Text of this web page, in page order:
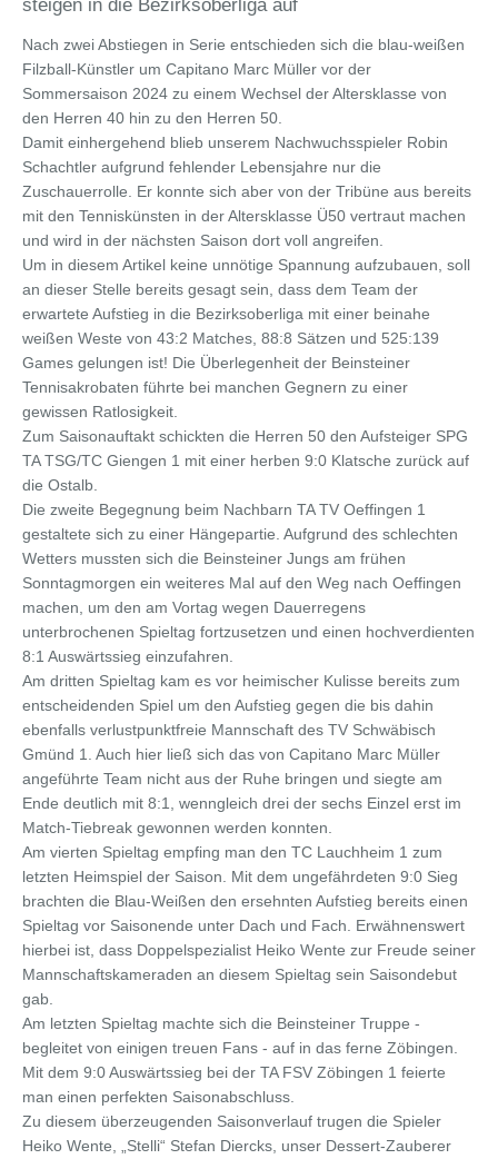
steigen in die Bezirksoberliga auf
Nach zwei Abstiegen in Serie entschieden sich die blau-weißen
Filzball-Künstler um Capitano Marc Müller vor der
Sommersaison 2024 zu einem Wechsel der Altersklasse von
den Herren 40 hin zu den Herren 50.
Damit einhergehend blieb unserem Nachwuchsspieler Robin
Schachtler aufgrund fehlender Lebensjahre nur die
Zuschauerrolle. Er konnte sich aber von der Tribüne aus bereits
mit den Tenniskünsten in der Altersklasse Ü50 vertraut machen
und wird in der nächsten Saison dort voll angreifen.
Um in diesem Artikel keine unnötige Spannung aufzubauen, soll
an dieser Stelle bereits gesagt sein, dass dem Team der
erwartete Aufstieg in die Bezirksoberliga mit einer beinahe
weißen Weste von 43:2 Matches, 88:8 Sätzen und 525:139
Games gelungen ist! Die Überlegenheit der Beinsteiner
Tennisakrobaten führte bei manchen Gegnern zu einer
gewissen Ratlosigkeit.
Zum Saisonauftakt schickten die Herren 50 den Aufsteiger SPG
TA TSG/TC Giengen 1 mit einer herben 9:0 Klatsche zurück auf
die Ostalb.
Die zweite Begegnung beim Nachbarn TA TV Oeffingen 1
gestaltete sich zu einer Hängepartie. Aufgrund des schlechten
Wetters mussten sich die Beinsteiner Jungs am frühen
Sonntagmorgen ein weiteres Mal auf den Weg nach Oeffingen
machen, um den am Vortag wegen Dauerregens
unterbrochenen Spieltag fortzusetzen und einen hochverdienten
8:1 Auswärtssieg einzufahren.
Am dritten Spieltag kam es vor heimischer Kulisse bereits zum
entscheidenden Spiel um den Aufstieg gegen die bis dahin
ebenfalls verlustpunktfreie Mannschaft des TV Schwäbisch
Gmünd 1. Auch hier ließ sich das von Capitano Marc Müller
angeführte Team nicht aus der Ruhe bringen und siegte am
Ende deutlich mit 8:1, wenngleich drei der sechs Einzel erst im
Match-Tiebreak gewonnen werden konnten.
Am vierten Spieltag empfing man den TC Lauchheim 1 zum
letzten Heimspiel der Saison. Mit dem ungefährdeten 9:0 Sieg
brachten die Blau-Weißen den ersehnten Aufstieg bereits einen
Spieltag vor Saisonende unter Dach und Fach. Erwähnenswert
hierbei ist, dass Doppelspezialist Heiko Wente zur Freude seiner
Mannschaftskameraden an diesem Spieltag sein Saisondebut
gab.
Am letzten Spieltag machte sich die Beinsteiner Truppe -
begleitet von einigen treuen Fans - auf in das ferne Zöbingen.
Mit dem 9:0 Auswärtssieg bei der TA FSV Zöbingen 1 feierte
man einen perfekten Saisonabschluss.
Zu diesem überzeugenden Saisonverlauf trugen die Spieler
Heiko Wente, „Stelli“ Stefan Diercks, unser Dessert-Zauberer